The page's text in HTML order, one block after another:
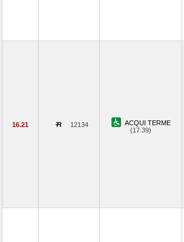
16.21 12134
ACQUI TERME
(17.39)